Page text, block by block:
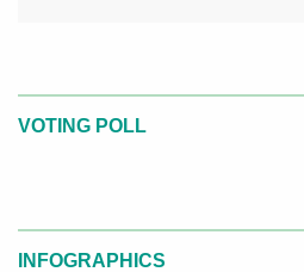
VOTING POLL
INFOGRAPHICS